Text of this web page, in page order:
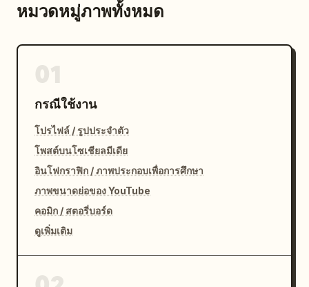
หมวดหมู่ภาพทั้งหมด
กรณีใช้งาน
โปรไฟล์ / รูปประจำตัว
โพสต์บนโซเชียลมีเดีย
อินโฟกราฟิก / ภาพประกอบเพื่อการศึกษา
ภาพขนาดย่อของ YouTube
คอมิก / สตอรี่บอร์ด
ดูเพิ่มเติม